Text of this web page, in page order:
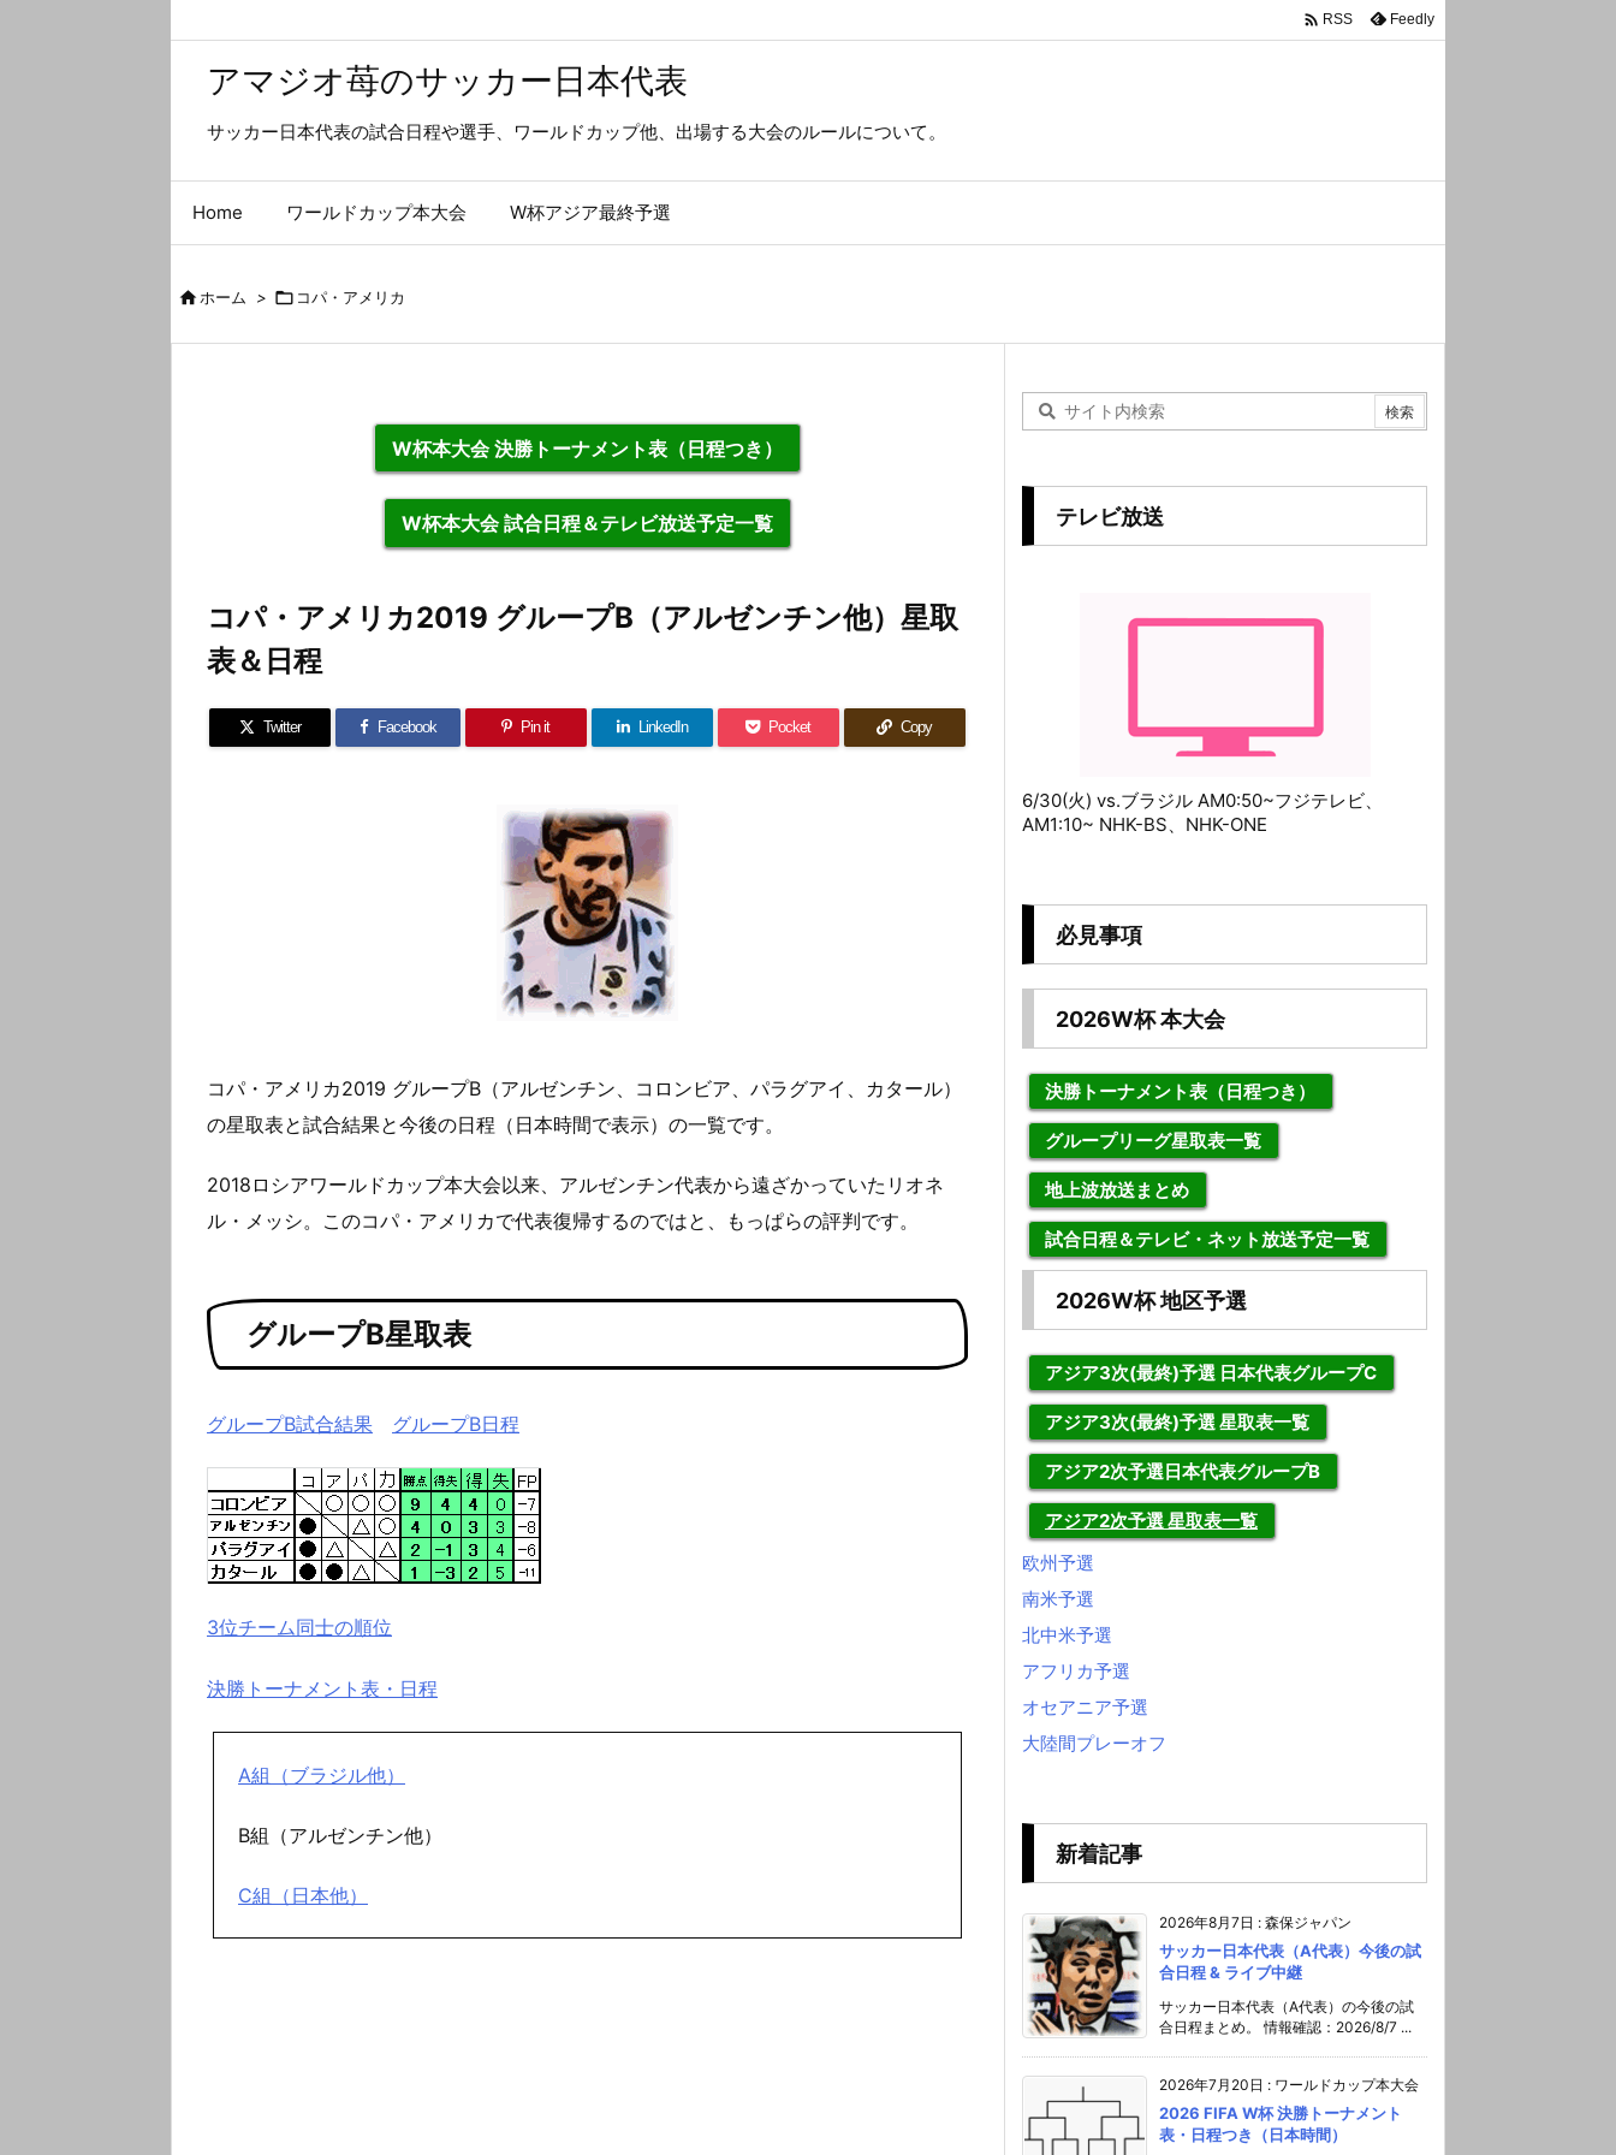
アマジオ苺のサッカー日本代表
サッカー日本代表の試合日程や選手、ワールドカップ他、出場する大会のルールについて。
Home ワールドカップ本大会 W杯アジア最終予選
 RSS Feedly
ホーム >  コパ・アメリカ
W杯本大会 決勝トーナメント表（日程つき）
W杯本大会 試合日程＆テレビ放送予定一覧
コパ・アメリカ2019 グループB（アルゼンチン他）星取
表＆日程
Twitter Facebook Pin it LinkedIn Pocket Copy
コパ・アメリカ2019 グループB（アルゼンチン、コロンビア、パラグアイ、カタール）
の星取表と試合結果と今後の日程（日本時間で表示）の一覧です。
2018ロシアワールドカップ本大会以来、アルゼンチン代表から遠ざかっていたリオネ
ル・メッシ。このコパ・アメリカで代表復帰するのではと、もっぱらの評判です。
グループB星取表
グループB試合結果 グループB日程
3位チーム同士の順位
決勝トーナメント表・日程
A組（ブラジル他）
B組（アルゼンチン他）
C組（日本他）
テレビ放送
6/30(火) vs.ブラジル AM0:50~フジテレビ、
AM1:10~ NHK-BS、NHK-ONE
必見事項
2026W杯 本大会
決勝トーナメント表（日程つき）
グループリーグ星取表一覧
地上波放送まとめ
試合日程＆テレビ・ネット放送予定一覧
2026W杯 地区予選
アジア3次(最終)予選 日本代表グループC
アジア3次(最終)予選 星取表一覧
アジア2次予選日本代表グループB
アジア2次予選 星取表一覧
欧州予選
南米予選
北中米予選
アフリカ予選
オセアニア予選
大陸間プレーオフ
新着記事
2026年8月7日 : 森保ジャパン
サッカー日本代表（A代表）今後の試
合日程 & ライブ中継
サッカー日本代表（A代表）の今後の試
合日程まとめ。 情報確認：2026/8/7 ...
2026年7月20日 : ワールドカップ本大会
2026 FIFA W杯 決勝トーナメント
表・日程つき（日本時間）